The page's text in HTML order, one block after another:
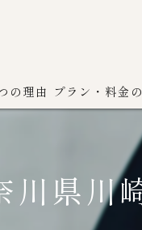
の理由 プラン・料金
川県川